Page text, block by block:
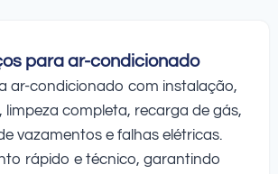
para ar-condicionado
ar-condicionado com instalação,
completa, recarga de gás,
vazamentos e falhas elétricas.
rápido e técnico, garantindo